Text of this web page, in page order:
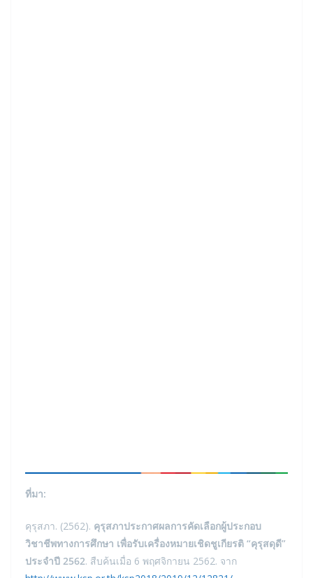
ที่มา:
คุรุสภา. (2562). คุรุสภาประกาศผลการคัดเลือกผู้ประกอบ
วิชาชีพทางการศึกษา เพื่อรับเครื่องหมายเชิดชูเกียรติ “คุรุสดุดี”
ประจำปี 2562. สืบค้นเมื่อ 6 พฤศจิกายน 2562. จาก